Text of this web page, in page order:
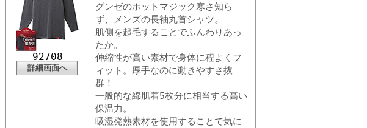
92708
詳細画面へ
グンゼのホットマジック寒さ知ら
ず、メンズの長袖丸首シャツ。
肌側を起毛することでふんわりあっ
たか。
伸縮性が高い素材で身体に程よくフ
ィット。厚手なのに動きやすさ抜
群！
一般的な綿肌着5枚分に相当する高い
保温力。
吸湿発熱素材を使用することで気に